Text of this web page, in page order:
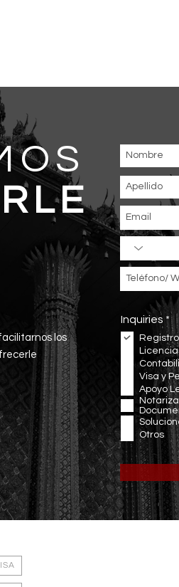
los
Inquiries *O
b
l
i
g
a
t
o
r
i
o
Visa y
Apoyo
Otros